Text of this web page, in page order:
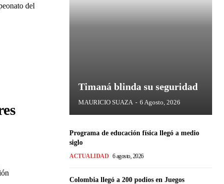
del
Timaná blinda su seguridad
MAURICIO SUAZA - 6 Agosto, 2026
Programa de educación física llegó a medio
siglo
ACTUALIDAD 6 agosto, 2026
Colombia llegó a 200 podios en Juegos